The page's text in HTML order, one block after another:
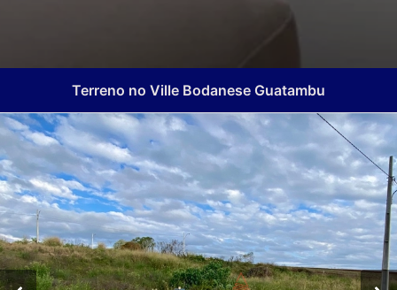
Terreno no Ville Bodanese Guatambu